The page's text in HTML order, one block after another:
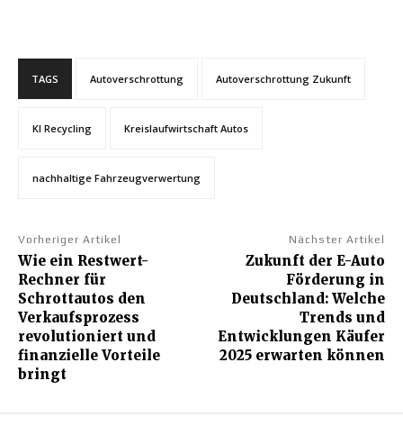
TAGS Autoverschrottung Autoverschrottung Zukunft
KI Recycling Kreislaufwirtschaft Autos
nachhaltige Fahrzeugverwertung
Vorheriger Artikel
Wie ein Restwert-
Rechner für
Schrottautos den
Verkaufsprozess
revolutioniert und
finanzielle Vorteile
bringt
Nächster Artikel
Zukunft der E-Auto
Förderung in
Deutschland: Welche
Trends und
Entwicklungen Käufer
2025 erwarten können